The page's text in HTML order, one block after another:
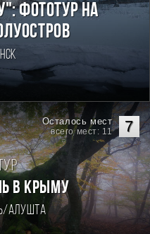
фототур на
7
Осталось мест
всего мест: 11
В КРЫМУ
Алушта